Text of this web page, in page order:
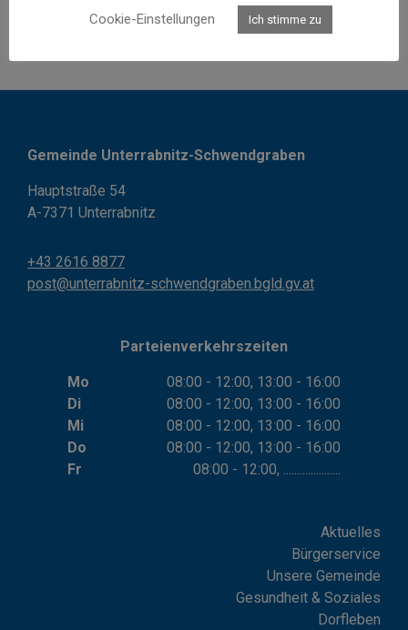
Gemeinde Unterrabnitz-Schwendgraben
Hauptstraße 54
A-7371 Unterrabnitz
+43 2616 8877
post@unterrabnitz-schwendgraben.bgld.gv.at
Parteienverkehrszeiten
Mo
08:00 - 12:00, 13:00 - 16:00
Di
08:00 - 12:00, 13:00 - 16:00
Mi
08:00 - 12:00, 13:00 - 16:00
Do
08:00 - 12:00, 13:00 - 16:00
Fr
08:00 - 12:00, .....................
Aktuelles
Bürgerservice
Unsere Gemeinde
Gesundheit & Soziales
Dorfleben
Cookie-Einstellungen
Ich stimme zu